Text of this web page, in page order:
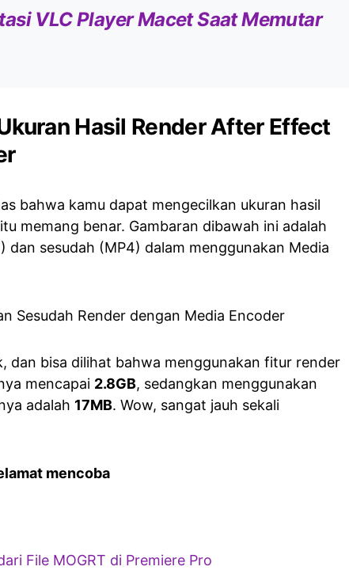
VLC Player Macet Saat Memutar
Hasil Render After Effect
bahwa kamu dapat mengecilkan ukuran hasil
memang benar. Gambaran dibawah ini adalah
dan sesudah (MP4) dalam menggunakan Media
dan bisa dilihat bahwa menggunakan fitur render
mencapai 2.8GB, sedangkan menggunakan
adalah 17MB. Wow, sangat jauh sekali
mencoba
File MOGRT di Premiere Pro